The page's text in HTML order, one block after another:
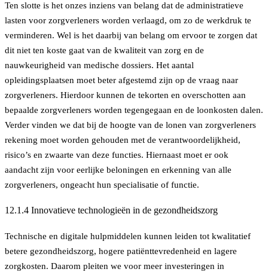
Ten slotte is het onzes inziens van belang dat de administratieve
lasten voor zorgverleners worden verlaagd, om zo de werkdruk te
verminderen. Wel is het daarbij van belang om ervoor te zorgen dat
dit niet ten koste gaat van de kwaliteit van zorg en de
nauwkeurigheid van medische dossiers. Het aantal
opleidingsplaatsen moet beter afgestemd zijn op de vraag naar
zorgverleners. Hierdoor kunnen de tekorten en overschotten aan
bepaalde zorgverleners worden tegengegaan en de loonkosten dalen.
Verder vinden we dat bij de hoogte van de lonen van zorgverleners
rekening moet worden gehouden met de verantwoordelijkheid,
risico’s en zwaarte van deze functies. Hiernaast moet er ook
aandacht zijn voor eerlijke beloningen en erkenning van alle
zorgverleners, ongeacht hun specialisatie of functie.
12.1.4 Innovatieve technologieën in de gezondheidszorg
Technische en digitale hulpmiddelen kunnen leiden tot kwalitatief
betere gezondheidszorg, hogere patiënttevredenheid en lagere
zorgkosten. Daarom pleiten we voor meer investeringen in